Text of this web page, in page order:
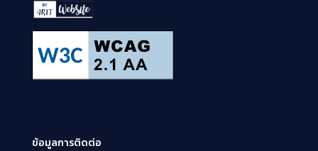
ข้อมูลการติดต่อ